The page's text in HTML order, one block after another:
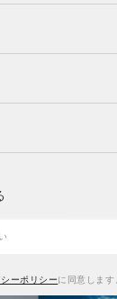
ーポリシーに同意します